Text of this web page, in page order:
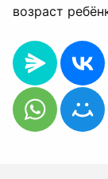
возраст